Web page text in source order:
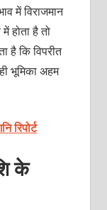
में विराजमान
होता है तो
है कि विपरीत
भूमिका अहम
रिपोर्ट
के